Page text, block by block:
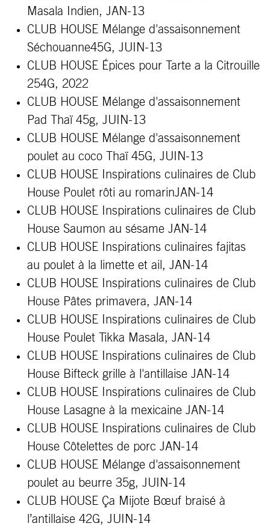
Masala Indien, JAN-13
CLUB HOUSE Mélange d'assaisonnement
Séchouanne45G, JUIN-13
CLUB HOUSE Épices pour Tarte a la Citrouille
254G, 2022
CLUB HOUSE Mélange d'assaisonnement
Pad Thaï 45g, JUIN-13
CLUB HOUSE Mélange d'assaisonnement
poulet au coco Thaï 45G, JUIN-13
CLUB HOUSE Inspirations culinaires de Club
House Poulet rôti au romarinJAN-14
CLUB HOUSE Inspirations culinaires de Club
House Saumon au sésame JAN-14
CLUB HOUSE Inspirations culinaires fajitas
au poulet à la limette et ail, JAN-14
CLUB HOUSE Inspirations culinaires de Club
House Pâtes primavera, JAN-14
CLUB HOUSE
Inspirations culinaires de Club
House Poulet Tikka Masala, JAN-14
CLUB HOUSE Inspirations culinaires de Club
House Bifteck grille à l'antillaise JAN-14
CLUB HOUSE Inspirations culinaires de Club
House Lasagne à la mexicaine JAN-14
CLUB HOUSE Inspirations culinaires de Club
House Côtelettes de porc JAN-14
CLUB HOUSE Mélange d'assaisonnement
poulet au beurre 35g, JUIN-14
CLUB HOUSE Ça Mijote Bœuf braisé à
l’antillaise 42G, JUIN-14